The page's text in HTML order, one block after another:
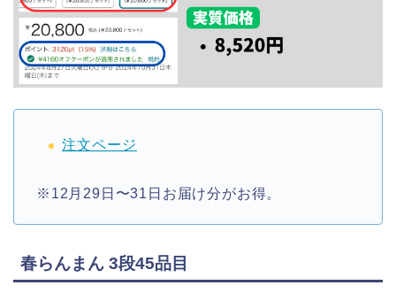
注文ページ
※12月29日〜31日お届け分がお得。
春らんまん 3段45品目